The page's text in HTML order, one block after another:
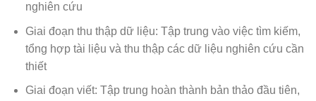
nghiên cứu
Giai đoạn thu thập dữ liệu: Tập trung vào việc tìm kiếm,
tổng hợp tài liệu và thu thập các dữ liệu nghiên cứu cần
thiết
Giai đoạn viết: Tập trung hoàn thành bản thảo đầu tiên,